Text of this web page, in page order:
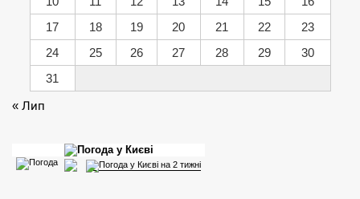
17
18 19 20 21 22
23
24
25 26 27 28 29
30
31
« Лип